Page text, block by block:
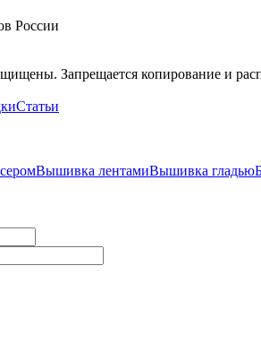
России
Запрещается копирование и
Статьи
Вышивка лентамиВышивка гладью